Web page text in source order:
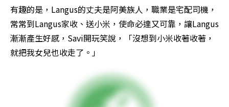
有趣的是，Langus的丈夫是阿美族人，職業是宅配司機，
常常到Langus家收、送小米，使命必達又可靠，讓Langus
漸漸產生好感，Savi開玩笑說，「沒想到小米收著收著，
就把我女兒也收走了。」